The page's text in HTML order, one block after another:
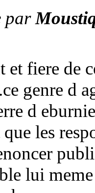
par
et fiere de
genre d
d
les
lui